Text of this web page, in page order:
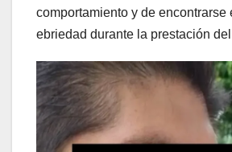
comportamiento y de encontrarse
ebriedad durante la prestación